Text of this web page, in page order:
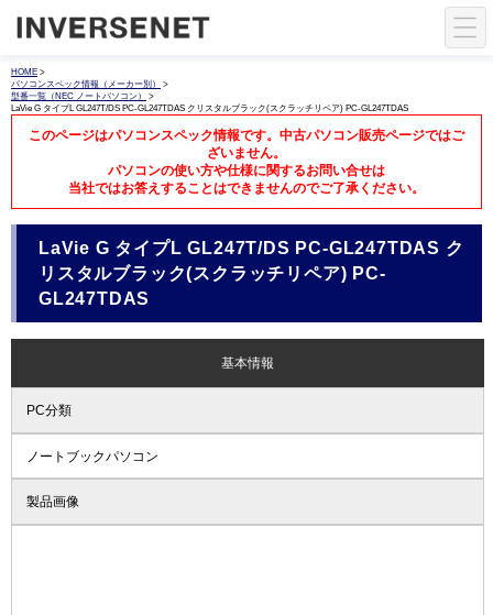
HOME >
パソコンスペック情報（メーカー別）
>
型番一覧（NEC ノートパソコン）
>
LaVie G タイプL GL247T/DS PC-GL247TDAS クリスタルブラック(スクラッチリペア) PC-GL247TDAS
このページはパソコンスペック情報です。中古パソコン販売ページではご
ざいません。
パソコンの使い方や仕様に関するお問い合せは
当社ではお答えすることはできませんのでご了承ください。
LaVie G タイプL GL247T/DS PC-GL247TDAS ク
リスタルブラック(スクラッチリペア) PC-
GL247TDAS
基本情報
PC分類
ノートブックパソコン
製品画像